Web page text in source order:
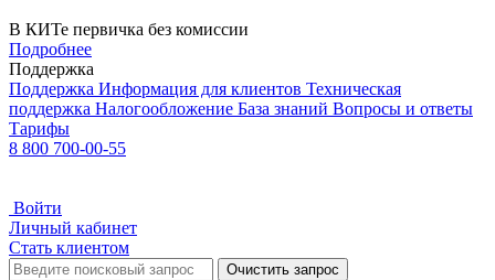
В КИТе первичка без комиссии
Подробнее
Поддержка
Поддержка Информация для клиентов Техническая
поддержка Налогообложение База знаний Вопросы и ответы
Тарифы
8 800 700-00-55
Войти
Личный кабинет
Стать клиентом
Очистить запрос